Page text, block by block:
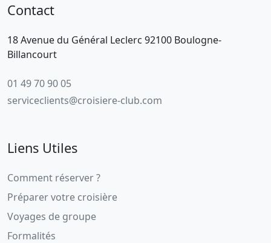
Contact
18 Avenue du Général Leclerc 92100 Boulogne-
Billancourt
01 49 70 90 05
serviceclients@croisiere-club.com
Liens Utiles
Comment réserver ?
Préparer votre croisière
Voyages de groupe
Formalités